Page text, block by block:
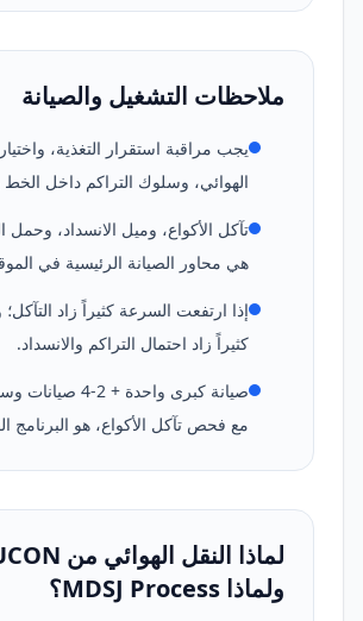
ملاحظات التشغيل والصيانة
يجب مراقبة استقرار التغذية،
الهوائي، وسلوك التراكم داخل الخط
تآكل الأكواع، وميل الانسداد، وحمل
هي محاور الصيانة الرئيسية في
إذا ارتفعت السرعة كثيراً زاد
كثيراً زاد احتمال التراكم والانسداد.
صيانة كبرى واحدة +
مع فحص تآكل الأكواع، هو البرنامج
ولماذا MDSJ Process؟